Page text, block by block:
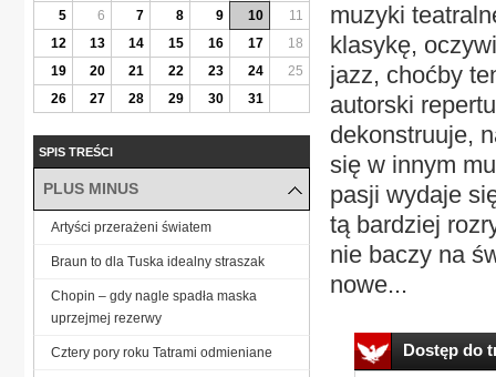
muzyki
klasykę,
jazz, choćby
autorski
dekonstruuje,
się w innym
pasji wydaje
tą bardziej
nie baczy na
nowe...
Dostęp do
5
6 7 8 9 10
11
12
13 14 15 16 17
18
19
20 21 22 23 24
25
26
27 28 29 30 31
SPIS TREŚCI
PLUS MINUS
Artyści przerażeni światem
Braun to dla Tuska idealny straszak
Chopin – gdy nagle spadła maska
uprzejmej rezerwy
Cztery pory roku Tatrami odmieniane